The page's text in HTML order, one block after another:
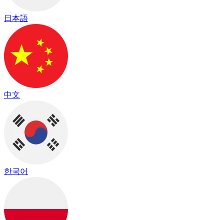
日本語
中文
한국어